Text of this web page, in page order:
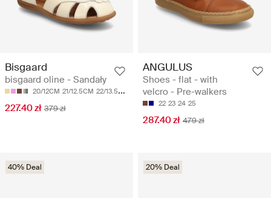
Bisgaard
bisgaard oline - Sandały
20/12CM 21/12.5CM 22/13.5CM 23/14.3CM 24/15CM
227.40 zł 379 zł
ANGULUS
Shoes - flat - with
velcro - Pre-walkers
22 23 24 25
287.40 zł 479 zł
40% Deal 20% Deal